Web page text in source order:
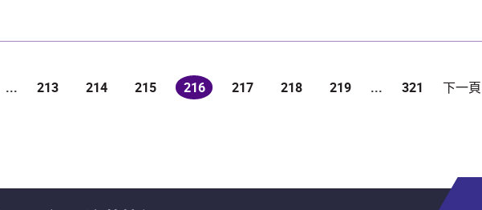
... 213 214 215 216
(current)217 218 219 ... 321 下一頁